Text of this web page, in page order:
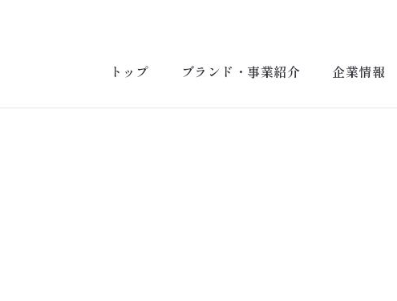
トップ ブランド・事業紹介 企業情報